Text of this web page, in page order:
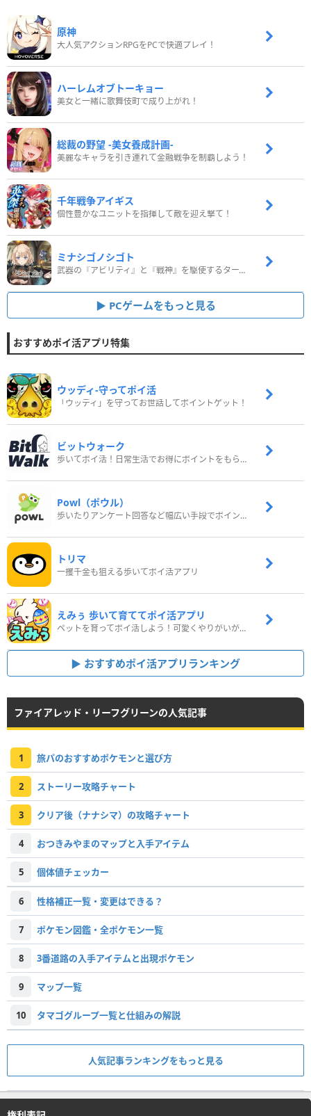
原神
大人気アクションRPGをPCで快適プレイ！
ハーレムオブトーキョー
美女と一緒に歌舞伎町で成り上がれ！
総裁の野望 -美女養成計画-
美麗なキャラを引き連れて金融戦争を制覇しよう！
千年戦争アイギス
個性豊かなユニットを指揮して敵を迎え撃て！
ミナシゴノシゴト
武器の『アビリティ』と『戦神』を駆使するターン制コマンドバトルRPG！
PCゲームをもっと見る
おすすめポイ活アプリ特集
ウッディ‐守ってポイ活
「ウッディ」を守ってお世話してポイントゲット！
ビットウォーク
歩いてポイ活！日常生活でお得にポイントをもらおう
Powl（ポウル）
歩いたりアンケート回答など幅広い手段でポイントをゲット
トリマ
一攫千金も狙える歩いてポイ活アプリ
えみぅ 歩いて育ててポイ活アプリ
ペットを育ってポイ活しよう！可愛くやりがいがある新感覚アプリ
おすすめポイ活アプリランキング
ファイアレッド・リーフグリーンの人気記事
1 旅パのおすすめポケモンと選び方
2 ストーリー攻略チャート
3 クリア後（ナナシマ）の攻略チャート
4 おつきみやまのマップと入手アイテム
5 個体値チェッカー
6 性格補正一覧・変更はできる？
7 ポケモン図鑑・全ポケモン一覧
8 3番道路の入手アイテムと出現ポケモン
9 マップ一覧
10 タマゴグループ一覧と仕組みの解説
人気記事ランキングをもっと見る